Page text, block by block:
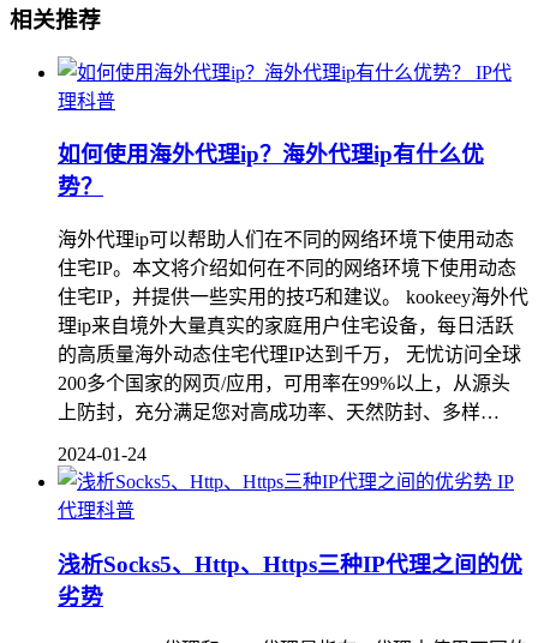
相关推荐
IP代
理科普
如何使用海外代理ip？海外代理ip有什么优
势？
海外代理ip可以帮助人们在不同的网络环境下使用动态
住宅IP。本文将介绍如何在不同的网络环境下使用动态
住宅IP，并提供一些实用的技巧和建议。 kookeey海外代
理ip来自境外大量真实的家庭用户住宅设备，每日活跃
的高质量海外动态住宅代理IP达到千万， 无忧访问全球
200多个国家的网页/应用，可用率在99%以上，从源头
上防封，充分满足您对高成功率、天然防封、多样…
2024-01-24
IP
代理科普
浅析Socks5、Http、Https三种IP代理之间的优
劣势